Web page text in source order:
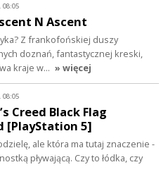
08:05
N Ascent
Z frankofońskiej duszy
doznań, fantastycznej kreski,
kraje w… » więcej
08:05
Creed Black Flag
[PlayStation 5]
ale która ma tutaj znaczenie -
pływającą. Czy to łódka, czy